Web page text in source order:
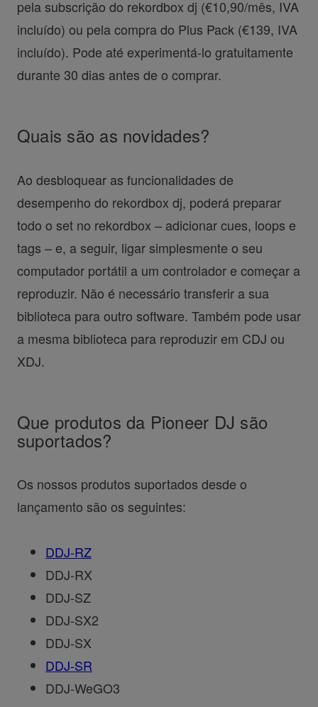
pela subscrição do rekordbox dj (€10,90/mês, IVA
incluído) ou pela compra do Plus Pack (€139, IVA
incluído). Pode até experimentá-lo gratuitamente
durante 30 dias antes de o comprar.
Quais são as novidades?
Ao desbloquear as funcionalidades de
desempenho do rekordbox dj, poderá preparar
todo o set no rekordbox – adicionar cues, loops e
tags – e, a seguir, ligar simplesmente o seu
computador portátil a um controlador e começar a
reproduzir. Não é necessário transferir a sua
biblioteca para outro software. Também pode usar
a mesma biblioteca para reproduzir em CDJ ou
XDJ.
Que produtos da Pioneer DJ são
suportados?
Os nossos produtos suportados desde o
lançamento são os seguintes:
DDJ-RZ
DDJ-RX
DDJ-SZ
DDJ-SX2
DDJ-SX
DDJ-SR
DDJ-WeGO3